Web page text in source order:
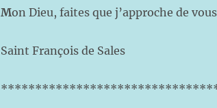
Mon Dieu, faites que j’approche de
Saint François de Sales